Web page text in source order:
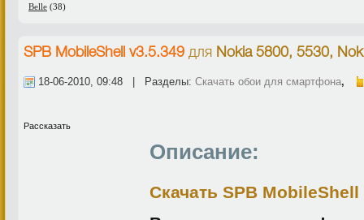
Belle (38)
SPB MobileShell v3.5.349 для Nokia 5800, 5530,
18-06-2010, 09:48 | Разделы: Скачать обои для смартфона,
Рассказать
Описание:
Скачать SPB MobileShell